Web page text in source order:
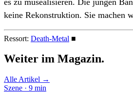
es zu musealisieren. Die jungen
keine Rekonstruktion. Sie machen
Ressort: Death-Metal ■
Weiter im Magazin.
Alle Artikel →
Szene · 9 min